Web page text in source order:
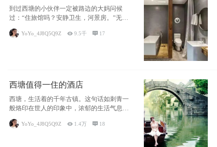
到过西塘的小伙伴一定被路边的大妈问候
过：“住旅馆吗？安静卫生，河景房。”无意
YoYo_4J8Q5Q9Z 9.5千  17
西塘值得一住的酒店
西塘，生活着的千年古镇。这句话如刺青一
般烙印在世人的印象中，浓郁的生活气息，
小桥流水
YoYo_4J8Q5Q9Z  1.4万  18